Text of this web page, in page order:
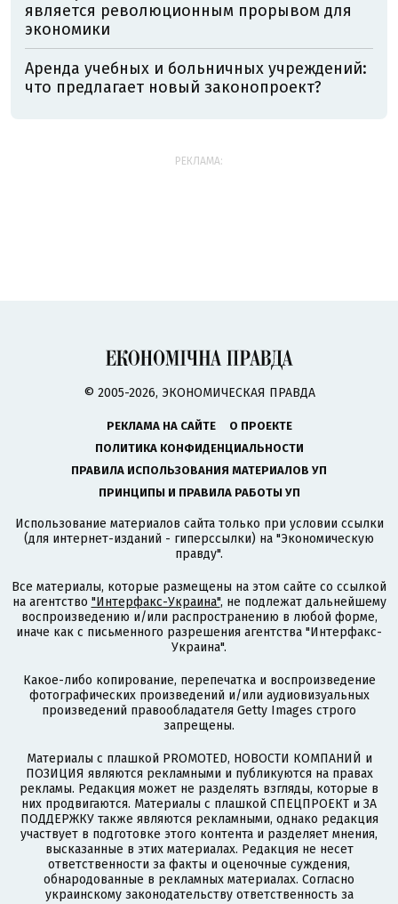
является революционным прорывом для
экономики
Аренда учебных и больничных учреждений:
что предлагает новый законопроект?
РЕКЛАМА:
© 2005-2026, ЭКОНОМИЧЕСКАЯ ПРАВДА
РЕКЛАМА НА САЙТЕ
О ПРОЕКТЕ
ПОЛИТИКА КОНФИДЕНЦИАЛЬНОСТИ
ПРАВИЛА ИСПОЛЬЗОВАНИЯ МАТЕРИАЛОВ УП
ПРИНЦИПЫ И ПРАВИЛА РАБОТЫ УП
Использование материалов сайта только при условии ссылки
(для интернет-изданий - гиперссылки) на "Экономическую
правду".
Все материалы, которые размещены на этом сайте со ссылкой
на агентство "Интерфакс-Украина", не подлежат дальнейшему
воспроизведению и/или распространению в любой форме,
иначе как с письменного разрешения агентства "Интерфакс-
Украина".
Какое-либо копирование, перепечатка и воспроизведение
фотографических произведений и/или аудиовизуальных
произведений правообладателя Getty Images строго
запрещены.
Материалы с плашкой PROMOTED, НОВОСТИ КОМПАНИЙ и
ПОЗИЦИЯ являются рекламными и публикуются на правах
рекламы. Редакция может не разделять взгляды, которые в
них продвигаются. Материалы с плашкой СПЕЦПРОЕКТ и ЗА
ПОДДЕРЖКУ также являются рекламными, однако редакция
участвует в подготовке этого контента и разделяет мнения,
высказанные в этих материалах. Редакция не несет
ответственности за факты и оценочные суждения,
обнародованные в рекламных материалах. Согласно
украинскому законодательству ответственность за